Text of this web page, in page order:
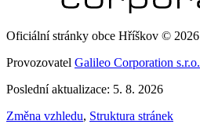
Oficiální stránky obce Hříškov © 2026
Provozovatel Galileo Corporation s.r.o.
Poslední aktualizace: 5. 8. 2026
Změna vzhledu, Struktura stránek